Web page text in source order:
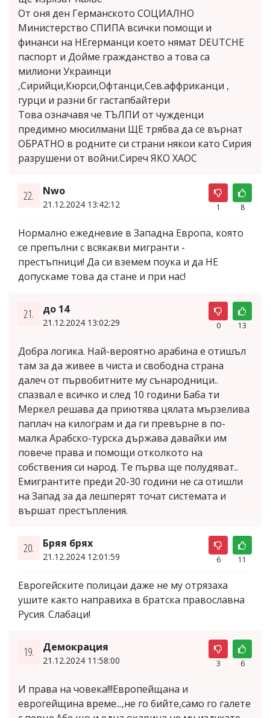
От оня ден Германското СОЦИАЛНО
Министерство СПИПА всички помощи и
финанси на НЕгерманци което нямат DEUTCHE
паспорт и Дойме гражданство а това са
милиони Украинци
,Сирийци,Кюрси,Офтанци,Сев.аффриканци ,
гурци и разни бг гастапбайтери
Това означавя че ТЪЛПИ от чужденци
предимно мюсилмани ЩЕ трябва да се върнат
ОБРАТНО в родните си страни някои като Сирия
разрушени от войни.Сиреч ЯКО ХАОС
22. Nwo
21.12.2024 13:42:12 1 8
Нормално ежедневие в Западна Европа, която
се препълни с всякакви мигранти -
престъпници! Да си вземем поука и да НЕ
допускаме това да стане и при нас!
21. до 14
21.12.2024 13:02:29 0 13
Добра логика. Най-вероятно арабина е отишъл
там за да живее в чиста и свободна страна
далеч от първобитните му сънародници..
спазвал е всичко и след 10 години Баба ти
Меркел решава да приютява цялата мързелива
паплач на килограм и да ги превърне в по-
малка Арабско-турска държава давайки им
повече права и помощи отколкото на
собствения си народ. Те първа ще полудяват..
Емигрантите преди 20-30 години не са отишли
на Запад за да лешперят точат системата и
вършат престъпления.
20. Бряя брях
21.12.2024 12:01:59 6 11
Еврогейските полицаи даже не му отрязаха
ушите както направиха в братска православна
Русия. Слабаци!
19. Демокрация
21.12.2024 11:58:00 3 6
И права на човека!!!Европейщана и
еврогейщина време...,не го бийте,само го галете